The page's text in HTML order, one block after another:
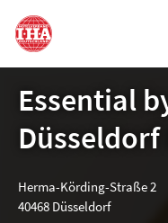
Essential
Herma-Körding-Straße 2
40468 Düsseldorf